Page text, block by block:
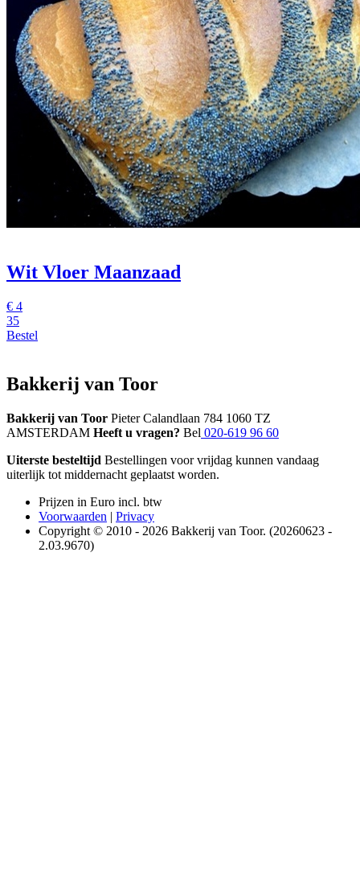
Wit Vloer Maanzaad
€ 4
35
Bestel
Bakkerij van Toor
Bakkerij van Toor Pieter Calandlaan 784 1060 TZ
AMSTERDAM Heeft u vragen? Bel 020-619 96 60
Uiterste besteltijd Bestellingen voor vrijdag kunnen vandaag
uiterlijk tot middernacht geplaatst worden.
Prijzen in Euro incl. btw
Voorwaarden | Privacy
Copyright © 2010 - 2026 Bakkerij van Toor. (20260623 -
2.03.9670)